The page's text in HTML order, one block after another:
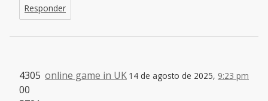
Responder
online game in UK 14 de agosto de 2025, 9:23 pm
4305
00